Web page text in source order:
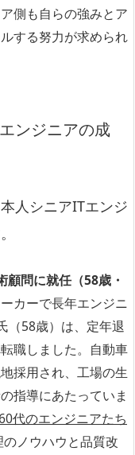
側も自らの強みとア
する努力が求められ
ンジニアの成
人シニアITエンジ
問に就任（58歳・
カーで長年エンジニ
（58歳）は、定年退
職しました。自動車
採用され、工場の生
指導にあたっていま
代のエンジニアたち
ノウハウと品質改